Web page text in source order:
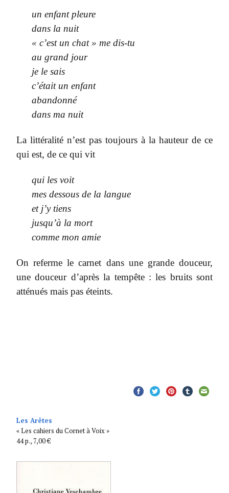
un enfant pleure
dans la nuit
« c’est un chat » me dis-tu
au grand jour
je le sais
c’était un enfant
abandonné
dans ma nuit
La littéralité n’est pas toujours à la hauteur de ce
qui est, de ce qui vit
qui les voit
mes dessous de la langue
et j’y tiens
jusqu’à la mort
comme mon amie
On referme le carnet dans une grande douceur,
une douceur d’après la tempête : les bruits sont
atténués mais pas éteints.
Les Arêtes
« Les cahiers du Cornet à Voix »
44 p., 7,00 €